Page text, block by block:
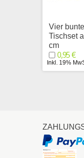
Vier
Tischset
cm
0,95 €
Inkl. 19%